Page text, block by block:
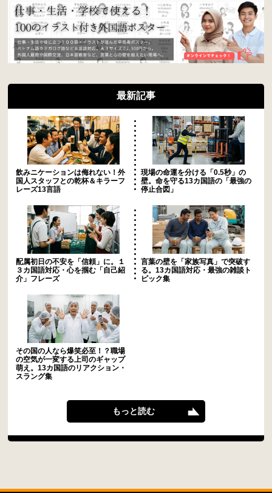
最新記事
飲みニケーションは侮れない！外
国人スタッフとの乾杯＆キラーフ
レーズ13言語
現場の命運を分ける「0.5秒」の
壁。命を守る13カ国語の「最強の
停止合図」
配属初日の不安を「信頼」に。１
３カ国語対応・心を掴む「自己紹
介」フレーズ
言葉の壁を「家族写真」で突破す
る。13カ国語対応・最強の雑談ト
ピック集
その国の人なら爆笑必至！？職場
の空気が一変する上司のギャップ
萌え。13カ国語のリアクション・
スラング集
もっと読む